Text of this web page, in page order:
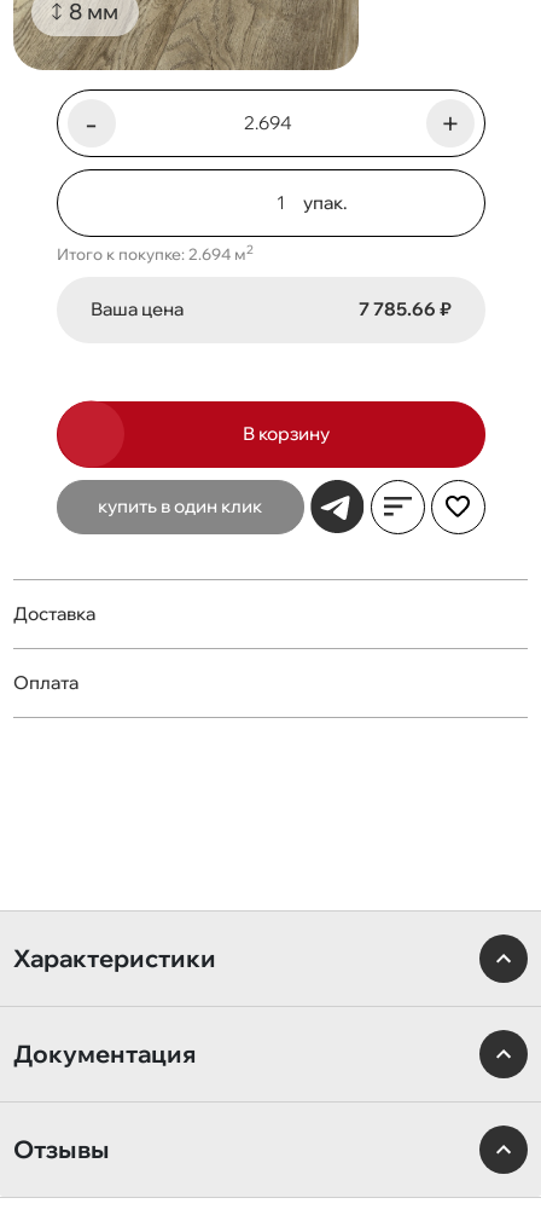
- +
упак.
Итого к покупке: 2.694 м2
Ваша цена 7 785.66 ₽
В корзину
купить в один клик
Доставка
Оплата
8 мм
Характеристики
Документация
Отзывы